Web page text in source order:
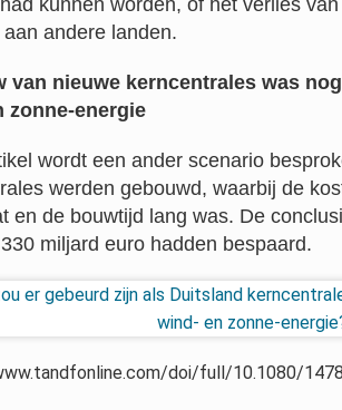
kunnen worden, of het verlies
andere landen.
van nieuwe kerncentrales was
zonne-energie
wordt een ander scenario
werden gebouwd, waarbij de
en de bouwtijd lang was. De
miljard euro hadden bespaard.
doi/full/10.1080/